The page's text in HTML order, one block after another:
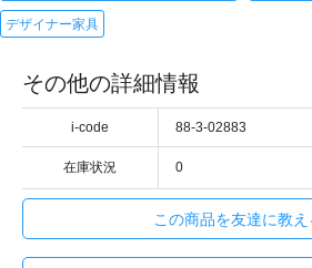
デザイナー家具
その他の詳細情報
i-code 88-3-02883
在庫状況 0
この商品を友達に教え